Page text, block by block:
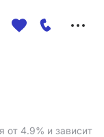
от 4.9% и зависит